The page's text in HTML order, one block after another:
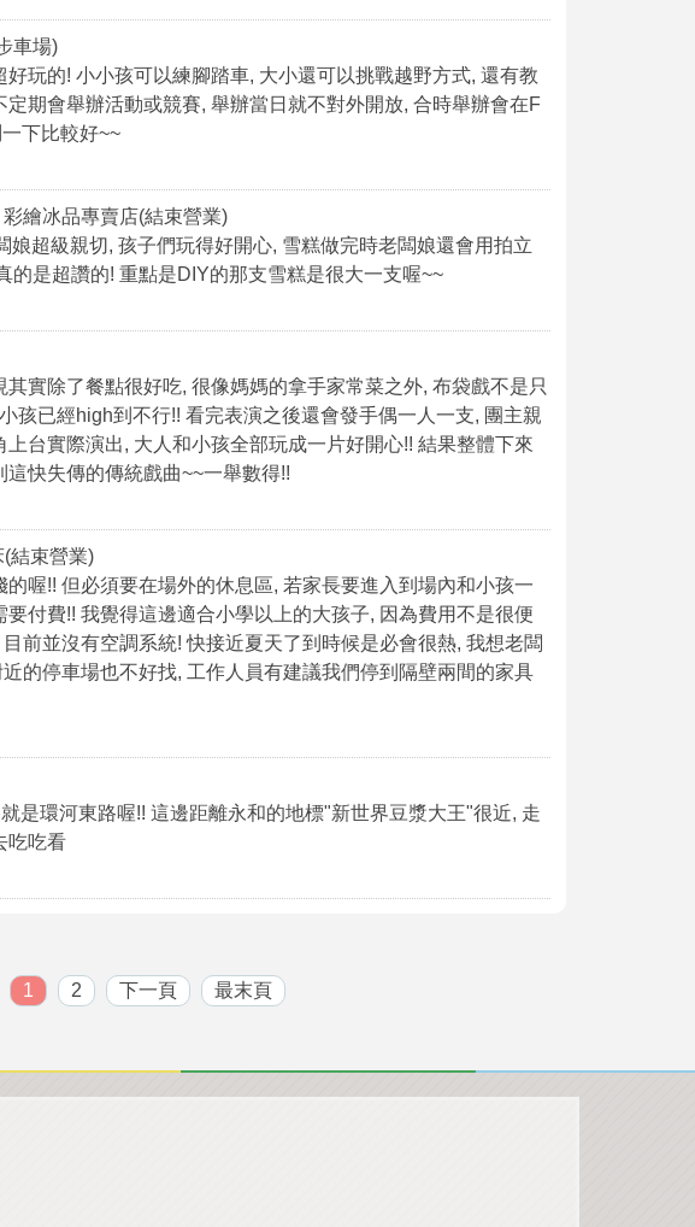
車場)
玩的! 小小孩可以練腳踏車, 大小還可以挑戰越野方式, 還有教
期會舉辦活動或競賽, 舉辦當日就不對外開放, 合時舉辦會在F
下比較好~~
繪冰品專賣店(結束營業)
超級親切, 孩子們玩得好開心, 雪糕做完時老闆娘還會用拍立
的是超讚的! 重點是DIY的那支雪糕是很大一支喔~~
實除了餐點很好吃, 很像媽媽的拿手家常菜之外, 布袋戲不是只
孩已經high到不行!! 看完表演之後還會發手偶一人一支, 團主親
台實際演出, 大人和小孩全部玩成一片好開心!! 結果整體下來
快失傳的傳統戲曲~~一舉數得!!
(結束營業)
喔!! 但必須要在場外的休息區, 若家長要進入到場內和小孩一
付費!! 我覺得這邊適合小學以上的大孩子, 因為費用不是很便
前並沒有空調系統! 快接近夏天了到時候是必會很熱, 我想老闆
的停車場也不好找, 工作人員有建議我們停到隔壁兩間的家具
是環河東路喔!! 這邊距離永和的地標"新世界豆漿大王"很近, 走
吃吃看
1 2 下一頁 最末頁